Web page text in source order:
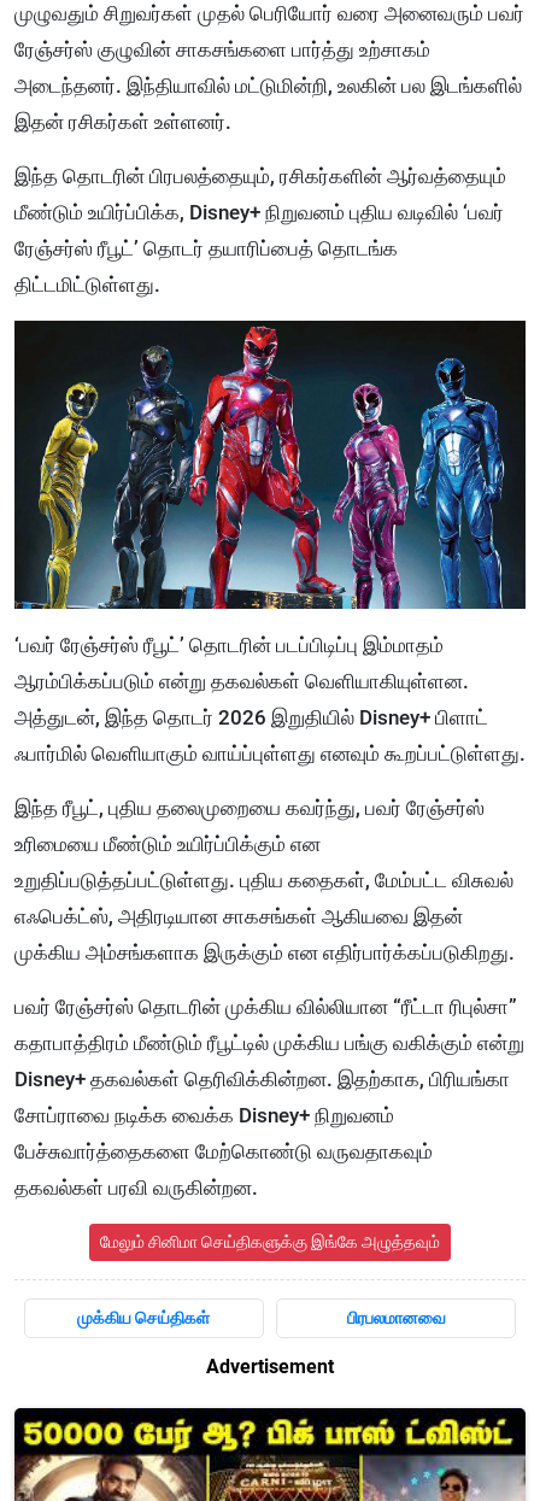
முழுவதும் சிறுவர்கள் முதல் பெரியோர் வரை அனைவரும் பவர்
ரேஞ்சர்ஸ் குழுவின் சாகசங்களை பார்த்து உற்சாகம்
அடைந்தனர். இந்தியாவில் மட்டுமின்றி, உலகின் பல இடங்களில்
இதன் ரசிகர்கள் உள்ளனர்.
இந்த தொடரின் பிரபலத்தையும், ரசிகர்களின் ஆர்வத்தையும்
மீண்டும் உயிர்ப்பிக்க, Disney+ நிறுவனம் புதிய வடிவில் ‘பவர்
ரேஞ்சர்ஸ் ரீபூட்’ தொடர் தயாரிப்பைத் தொடங்க
திட்டமிட்டுள்ளது.
‘பவர் ரேஞ்சர்ஸ் ரீபூட்’ தொடரின் படப்பிடிப்பு இம்மாதம்
ஆரம்பிக்கப்படும் என்று தகவல்கள் வெளியாகியுள்ளன.
அத்துடன், இந்த தொடர் 2026 இறுதியில் Disney+ பிளாட்
ஃபார்மில் வெளியாகும் வாய்ப்புள்ளது எனவும் கூறப்பட்டுள்ளது.
இந்த ரீபூட், புதிய தலைமுறையை கவர்ந்து, பவர் ரேஞ்சர்ஸ்
உரிமையை மீண்டும் உயிர்ப்பிக்கும் என
உறுதிப்படுத்தப்பட்டுள்ளது. புதிய கதைகள், மேம்பட்ட விசுவல்
எஃபெக்ட்ஸ், அதிரடியான சாகசங்கள் ஆகியவை இதன்
முக்கிய அம்சங்களாக இருக்கும் என எதிர்பார்க்கப்படுகிறது.
பவர் ரேஞ்சர்ஸ் தொடரின் முக்கிய வில்லியான “ரீட்டா ரிபுல்சா”
கதாபாத்திரம் மீண்டும் ரீபூட்டில் முக்கிய பங்கு வகிக்கும் என்று
Disney+ தகவல்கள் தெரிவிக்கின்றன. இதற்காக, பிரியங்கா
சோப்ராவை நடிக்க வைக்க Disney+ நிறுவனம்
பேச்சுவார்த்தைகளை மேற்கொண்டு வருவதாகவும்
தகவல்கள் பரவி வருகின்றன.
மேலும் சினிமா செய்திகளுக்கு இங்கே அழுத்தவும்
முக்கிய செய்திகள் பிரபலமானவை
Advertisement